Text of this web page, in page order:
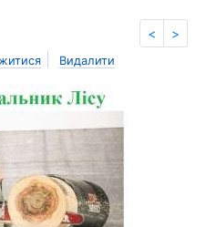
< >
Видалити